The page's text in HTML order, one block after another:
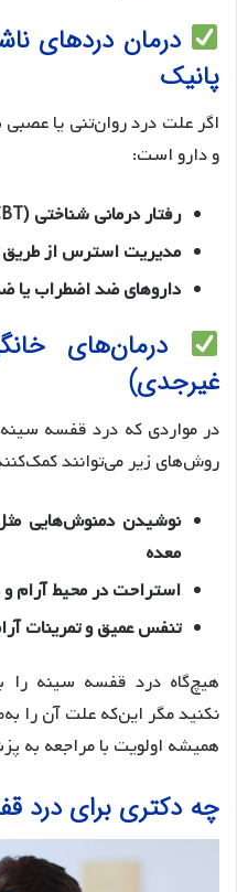
درمان دردهای
پانیک
اگر علت درد روان‌تنی یا عصبی
و دارو است:
رفتار درمانی شناختی (CBT) برای کنترل اضطراب
مدیریت استرس از طریق
داروهای ضد اضطراب یا
درمان‌های
غیرجدی)
در مواردی که درد قفسه
روش‌های زیر می‌توانند
نوشیدن دمنوش‌هایی مثل
معده
استراحت در محیط آرام
تنفس عمیق و تمرینات
هیچ‌گاه درد قفسه سینه را
نکنید مگر این‌که علت آن را
همیشه اولویت با مراجعه به
چه دکتری برای درد